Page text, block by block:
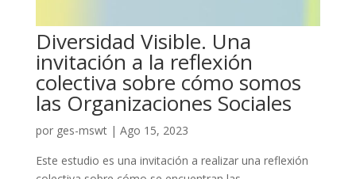
Diversidad Visible. Una
invitación a la reflexión
colectiva sobre cómo somos
las Organizaciones Sociales
por ges-mswt| Ago 15, 2023
Este estudio es una invitación a realizar una reflexión